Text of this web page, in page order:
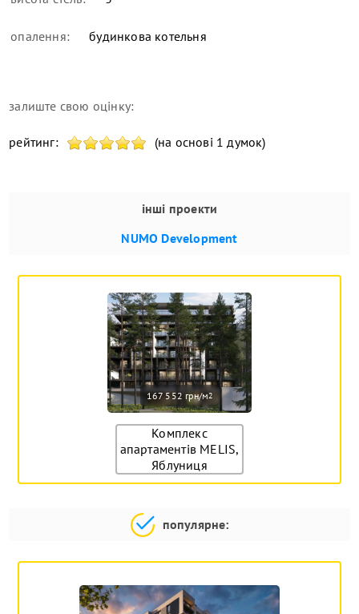
опалення: будинкова котельня
залиште свою оцінку:
рейтинг: (на основі 1 думок)
інші проекти
NUMO Development
167 552 грн/м2
Комплекс
апартаментів MELIS,
Яблуниця
популярне: